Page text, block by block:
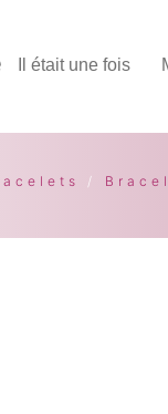
Il était une fois
/